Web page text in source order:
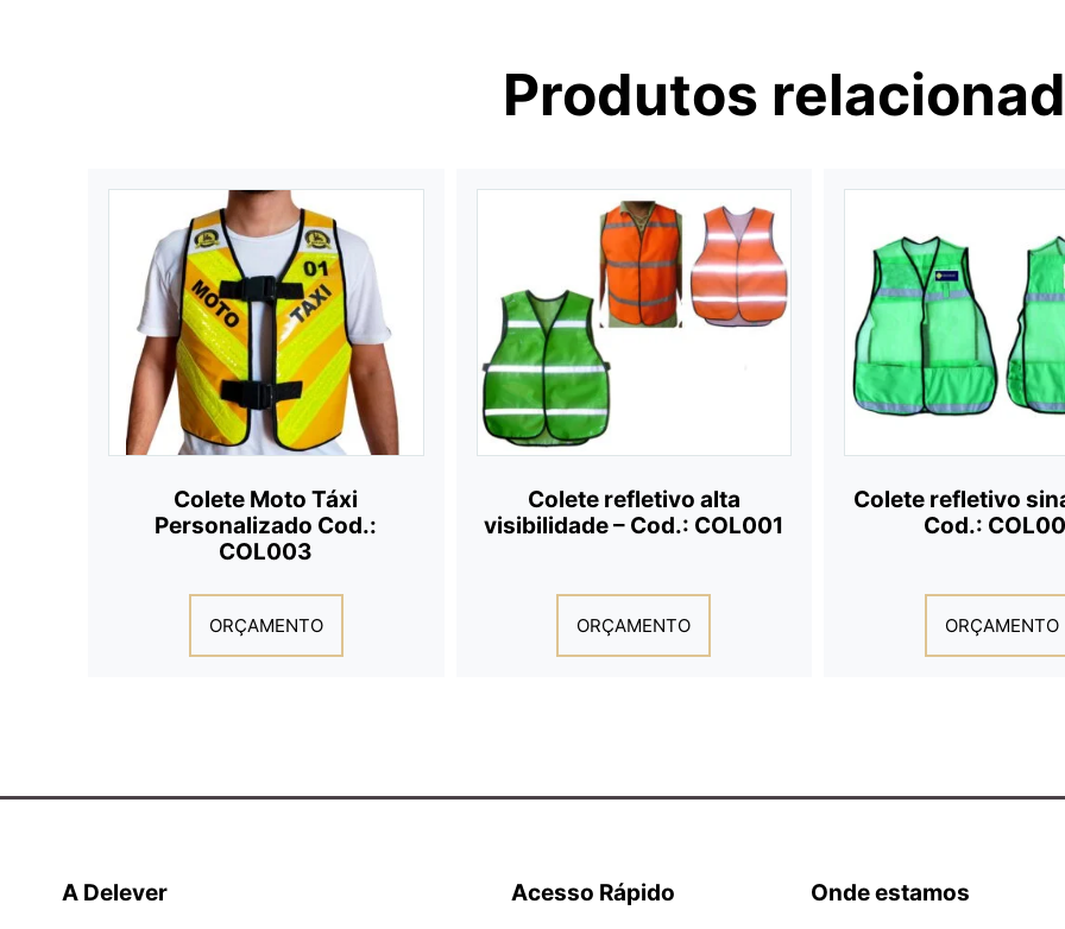
Produtos
Colete Moto Táxi
Personalizado Cod.:
COL003
ORÇAMENTO
Colete refletivo alta
visibilidade – Cod.: COL001
ORÇAMENTO
Colete refletivo
Cod.:
ORÇAMENTO
A Delever Acesso Rápido Onde estamos